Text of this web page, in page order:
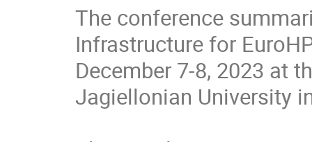
The conference
Infrastructure for
December 7-8, 2023 at
Jagiellonian University